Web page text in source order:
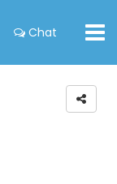
Chat